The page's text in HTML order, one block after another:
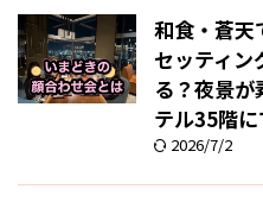
和食・蒼天
セッティン
る？夜景
テル35階
2026/7/2